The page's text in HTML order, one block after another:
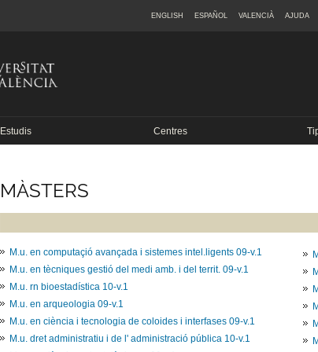
ENGLISH ESPAÑOL VALENCIÀ AJUDA
Estudis Centres
MÀSTERS
M.u. en computaçió avançada i sistemes intel.ligents 09-v.1
M.u. en tècniques gestió del medi amb. i del territ. 09-v.1
M.u. rn bioestadística 10-v.1
M.u. en arqueologia 09-v.1
M.u. en ciència i tecnologia de coloides i interfases 09-v.1
M.u. dret administratiu i de l' administració pública 10-v.1